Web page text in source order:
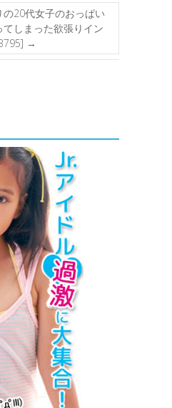
の20代女子のおっぱい
しまった欲張りイン
→